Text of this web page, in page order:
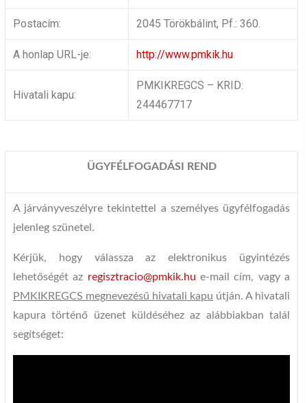
Postacím: 2045 Törökbálint, Pf.: 360.
A honlap URL-je: http://www.pmkik.hu
Hivatali kapu:
PMKIKREGCS – KRID:
244467717
ÜGYFÉLFOGADÁSI REND
A járványveszélyre tekintettel a személyes ügyfélfogadás
jelenleg szünetel.
Kérjük, hogy válassza az elektronikus ügyintézés
lehetőségét az regisztracio@pmkik.hu e-mail cím, vagy a
PMKIKREGCS megnevezésű hivatali kapu útján. A hivatali
kapura történő üzenet küldéséhez az alábbiakban talál
segítséget: